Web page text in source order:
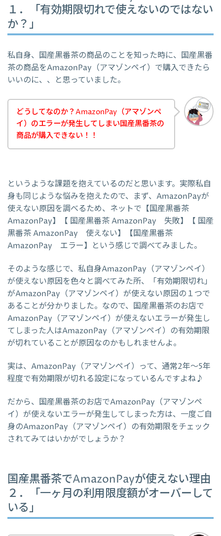
１．「有効期限切れで使えないのではない
か？」
私自身、国産黒番茶の商品のことを知った時に、国産黒番
茶の商品をAmazonPay（アマゾンペイ）で購入できたら
いいのに、、と思っていました。
どうしてなのか？AmazonPay（アマゾンペ
イ）のエラーが発生してしまい国産黒番茶の
商品が購入できない！！
というような課題を抱えているのだと思います。実際私自
身も同じような悩みを抱えたので、まず、AmazonPayが
使えない原因を調べるため、ネットで【国産黒番茶
AmazonPay】【 国産黒番茶 AmazonPay 失敗】【 国産
黒番茶 AmazonPay 使えない】【国産黒番茶
AmazonPay エラー】という感じで調べてみました。
そのような感じで、私自身AmazonPay（アマゾンペイ）
が使えない原因を色々と調べてみた所、「有効期限切れ」
がAmazonPay（アマゾンペイ）が使えない原因の１つで
あることが分かりました。なので、国産黒番茶のお店で
AmazonPay（アマゾンペイ）が使えないエラーが発生し
てしまった人はAmazonPay（アマゾンペイ）の有効期限
が切れていることが原因なのかもしれませんよ。
実は、AmazonPay（アマゾンペイ）って、通常2年～5年
程度で有効期限が切れる設定になっているんですよね♪
だから、国産黒番茶のお店でAmazonPay（アマゾンペ
イ）が使えないエラーが発生してしまった方は、一度ご自
身のAmazonPay（アマゾンペイ）の有効期限をチェック
されてみてはいかがでしょうか？
国産黒番茶でAmazonPayが使えない理由
２．「一ヶ月の利用限度額がオーバーして
いる」